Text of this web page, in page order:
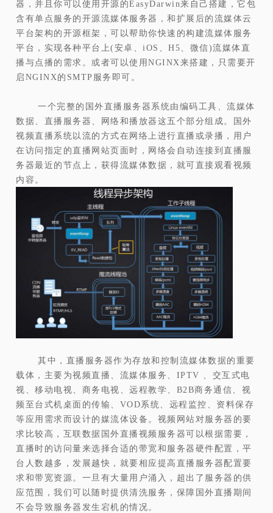
器，并且你可以使用开源的EasyDarwin来自己搭建，它包
含有单点服务的开源流媒体服务器，和扩展后的流媒体云
平台架构的开源框架，可以帮助你快速的构建流媒体服务
平台，实现各种平台上(安卓、iOS、H5、微信)流媒体直
播与点播的需求。或者可以使用NGINX来搭建，只需要开
启NGINX的SMTP服务即可。
一个完整的国外直播服务器系统由编码工具、流媒体
数据、直播服务器、网络和播放器这五个部分组成。国外
视频直播系统以流的方式在网络上进行直播或录播，用户
在访问指定的直播网站页面时，网络会自动连接到直播服
务器最近的节点上，获得流媒体数据，就可直接观看视频
内容。
其中，直播服务器作为存放和控制流媒体数据的重要
载体，主要为视频直播、流媒体服务、IPTV 、交互式电
视、移动电视、商务电视、远程教学、B2B商务通信、视
频至台式机桌面的传输、VOD系统、远程监控、资料保存
等应用需求而设计的媒流体设备。视频网站对服务器的要
求比较高，互联数据国外直播视频服务器可以根据需要，
直播时的访问量来选择合适的带宽和服务器硬件配置，平
台人数越多，发展越快，就要相应提高直播服务器配置要
求和带宽资源。一旦有大量用户涌入，超出了服务器的供
应范围，我们可以随时提供清洗服务，保障国外直播期间
不会导致服务器发生宕机的情况。